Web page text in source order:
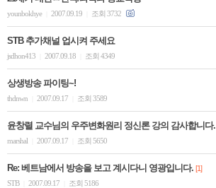
younbokhye 2007.09.19 조회 3732
STB 추가채널 업시켜 주세요
jsdhon413 2007.09.18 조회 4349
상생방송 파이팅~!
thdnwn 2007.09.17 조회 3589
윤창렬 교수님의 우주변화원리 정신론 강의 감사합니다.
marshal 2007.09.17 조회 5650
Re: 베트남에서 방송을 보고 계시다니 영광입니다. [1]
STB
2007.09.17 조회 5186